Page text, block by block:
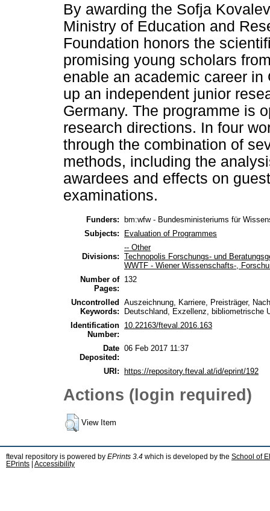
By awarding the Sofja
Ministry of Education and
Foundation honors the
promising young scholars
enable an academic career
up an independent junior
Germany. The programme is
research directions. In four
through the combination of
methods, including the
awardees and effects on
examinations.
Funders: bm:wfw - Bundesministeriums für
Subjects:
Evaluation of Programmes
Divisions:
-- Other
Technopolis Forschungs- und
WWTF - Wiener Wissenschafts-,
Number of
Pages:
132
Uncontrolled
Keywords:
Auszeichnung, Karriere, Preisträger,
Deutschland, Exzellenz, bibliometrische
Identification
Number:
10.22163/fteval.2016.163
Date
Deposited:
06 Feb 2017 11:37
URI: https://repository.fteval.at/id/eprint/192
Actions (login required)
View Item
fteval repository is powered by EPrints 3.4 which is developed by the School of
EPrints
Accessibility